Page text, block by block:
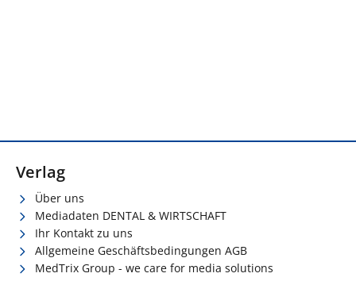
Verlag
Über uns
Mediadaten DENTAL & WIRTSCHAFT
Ihr Kontakt zu uns
Allgemeine Geschäftsbedingungen AGB
MedTrix Group - we care for media solutions